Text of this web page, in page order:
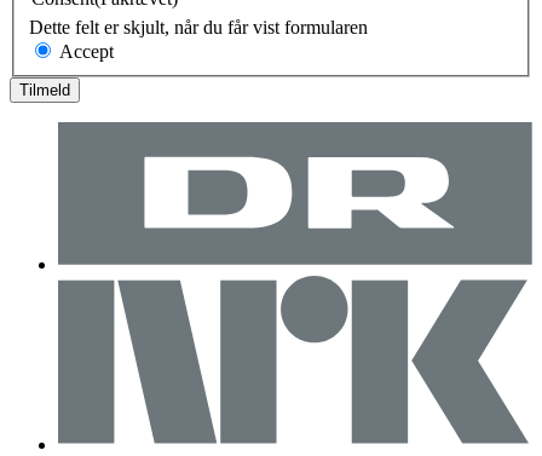
Dette felt er skjult, når du får vist formularen
Accept
Tilmeld